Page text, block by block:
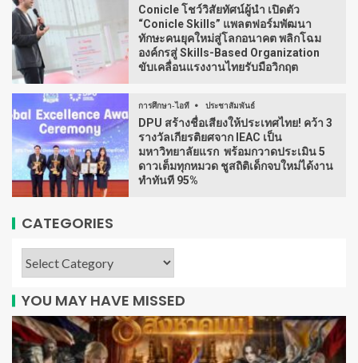
Conicle โชว์วิสัยทัศน์ผู้นำ เปิดตัว
“Conicle Skills” แพลตฟอร์มพัฒนา
ทักษะคนยุคใหม่สู่โลกอนาคต พลิกโฉม
องค์กรสู่ Skills-Based Organization
ขับเคลื่อนแรงงานไทยรับมือวิกฤต
การศึกษา-ไอที ประชาสัมพันธ์
DPU สร้างชื่อเสียงให้ประเทศไทย! คว้า 3
รางวัลเกียรติยศจาก IEAC เป็น
มหาวิทยาลัยแรก พร้อมกวาดประเมิน 5
ดาวเต็มทุกหมวด ชูสถิติเด็กจบใหม่ได้งาน
ทำทันที 95%
CATEGORIES
YOU MAY HAVE MISSED